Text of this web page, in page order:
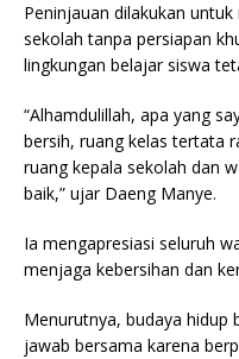
Peninjauan dilakukan
sekolah tanpa persiapan
lingkungan belajar siswa
“Alhamdulillah, apa yang
bersih, ruang kelas tertata
ruang kepala sekolah dan
baik,” ujar Daeng Manye.
Ia mengapresiasi seluruh
menjaga kebersihan dan
Menurutnya, budaya hidup
jawab bersama karena